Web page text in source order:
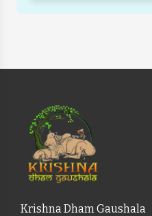
Krishna Dham Gaushala